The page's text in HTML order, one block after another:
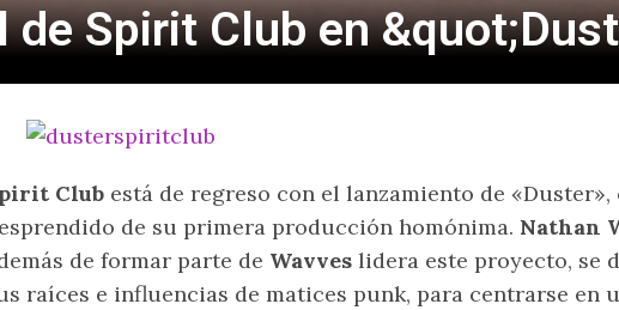
Spirit Club en
Club está de regreso con el lanzamiento de
de su primera producción homónima. Nathan
de formar parte de Wavves lidera este proyecto, se
raíces e influencias de matices punk, para centrarse en